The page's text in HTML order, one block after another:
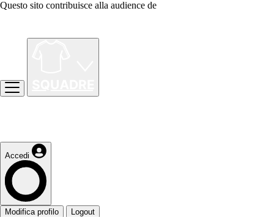
Questo sito contribuisce alla audience de
Accedi
Modifica profilo Logout